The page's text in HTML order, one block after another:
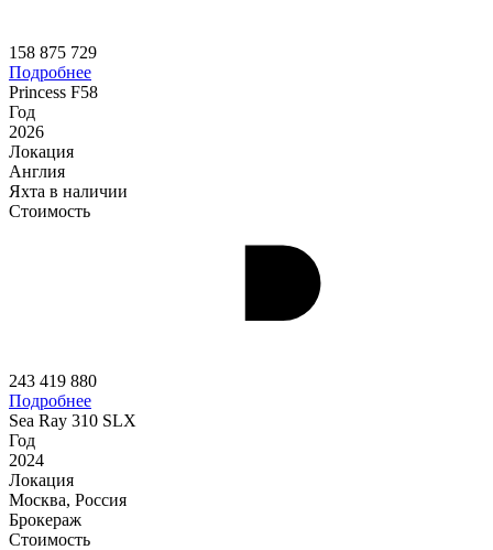
158 875 729
Подробнее
Princess F58
Год
2026
Локация
Англия
Яхта в наличии
Стоимость
243 419 880
Подробнее
Sea Ray 310 SLX
Год
2024
Локация
Москва, Россия
Брокераж
Стоимость